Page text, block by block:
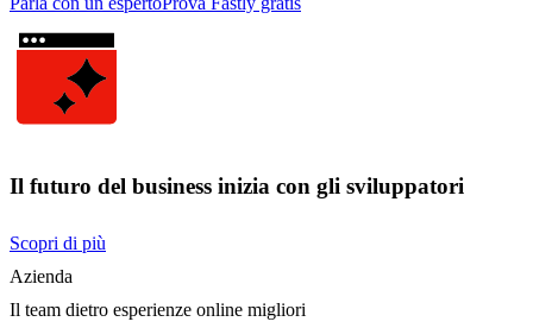
Il futuro del business inizia con gli sviluppatori
Scopri di più
Azienda
Il team dietro esperienze online migliori